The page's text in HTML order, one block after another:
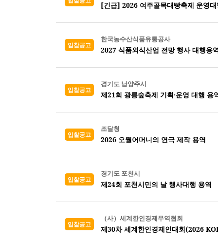
[긴급] 2026 여주골목대빵축제 운영
입찰공고
한국농수산식품유통공사
2027 식품외식산업 전망 행사 대행용
입찰공고
경기도 남양주시
제21회 광릉숲축제 기획·운영 대행 용
입찰공고
조달청
2026 오월어머니의 연극 제작 용역
입찰공고
경기도 포천시
제24회 포천시민의 날 행사대행 용역
입찰공고
（사）세계한인경제무역협회
제30차 세계한인경제인대회(2026